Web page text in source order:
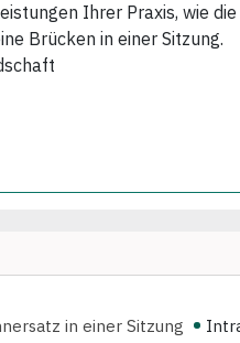
Ihrer Praxis, wie
Brücken in einer Sitzung.
in einer Sitzung